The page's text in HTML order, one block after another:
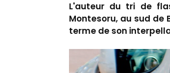
L'auteur du tri de
Montesoru, au sud
terme de son